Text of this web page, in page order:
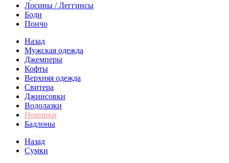
Лосины / Леггинсы
Боди
Пончо
Назад
Мужская одежда
Джемперы
Кофты
Верхняя одежда
Свитера
Джинсовки
Водолазки
Новинки
Бадлоны
Назад
Сумки